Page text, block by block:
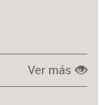
Ver más